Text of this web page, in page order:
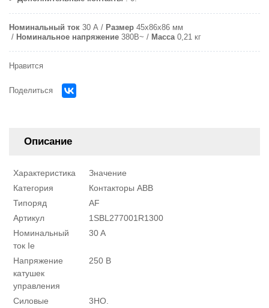
Номинальный ток 30 A Размер 45х86х86 мм
Номинальное напряжение 380В~ Масса 0,21 кг
Нравится
Поделиться
Описание
Характеристика
Значение
Категория
Контакторы ABB
Типоряд
AF
Артикул
1SBL277001R1300
Номинальный
ток Ie
30 A
Напряжение
катушек
управления
250 В
Силовые
3НО.